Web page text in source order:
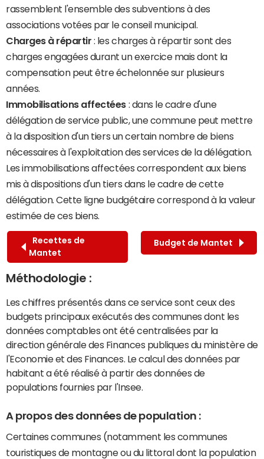
rassemblent l'ensemble des subventions à des
associations votées par le conseil municipal.
Charges à répartir : les charges à répartir sont des
charges engagées durant un exercice mais dont la
compensation peut être échelonnée sur plusieurs
années.
Immobilisations affectées : dans le cadre d'une
délégation de service public, une commune peut mettre
à la disposition d'un tiers un certain nombre de biens
nécessaires à l'exploitation des services de la délégation.
Les immobilisations affectées correspondent aux biens
mis à dispositions d'un tiers dans le cadre de cette
délégation. Cette ligne budgétaire correspond à la valeur
estimée de ces biens.
Recettes de
Mantet
Budget de Mantet
Méthodologie :
Les chiffres présentés dans ce service sont ceux des
budgets principaux exécutés des communes dont les
données comptables ont été centralisées par la
direction générale des Finances publiques du ministère de
l'Economie et des Finances. Le calcul des données par
habitant a été réalisé à partir des données de
populations fournies par l'Insee.
A propos des données de population :
Certaines communes (notamment les communes
touristiques de montagne ou du littoral dont la population